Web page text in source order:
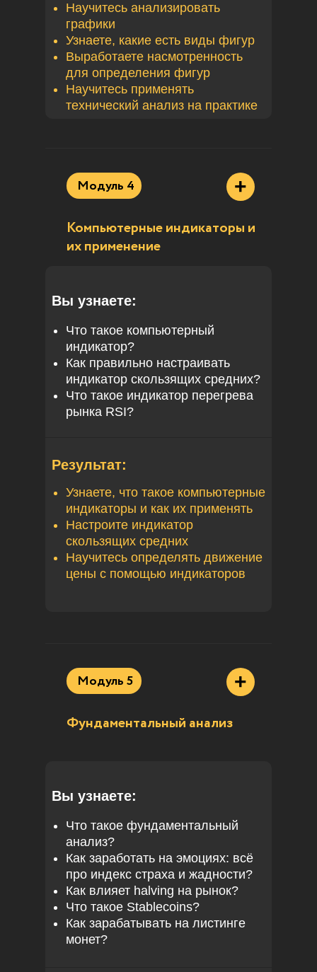
Научитесь анализировать
графики
Узнаете, какие есть виды фигур
Выработаете насмотренность
для определения фигур
Научитесь применять
технический анализ на практике
Модуль 4
Компьютерные индикаторы и
их применение
+
Вы узнаете:
Что такое компьютерный
индикатор?
Как правильно настраивать
индикатор скользящих средних?
Что такое индикатор перегрева
рынка RSI?
Результат:
Узнаете, что такое компьютерные
индикаторы и как их применять
Настроите индикатор
скользящих средних
Научитесь определять движение
цены с помощью индикаторов
Модуль 5
Фундаментальный анализ
+
Вы узнаете:
Что такое фундаментальный
анализ?
Как заработать на эмоциях: всё
про индекс страха и жадности?
Как влияет halving на рынок?
Что такое Stablecoins?
Как зарабатывать на листинге
монет?